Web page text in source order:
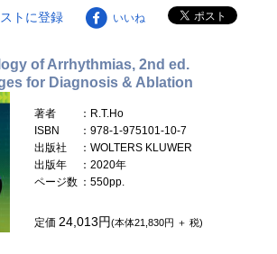
トに登録 いいね
of Arrhythmias, 2nd ed.
for Diagnosis & Ablation
著者
：R.T.Ho
ISBN
：978-1-975101-10-7
出版社
：WOLTERS KLUWER
出版年
：2020年
ページ数 ：550pp.
定価24,013円(本体21,830円 ＋ 税)